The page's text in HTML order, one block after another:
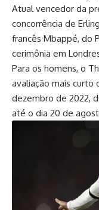
Atual vencedor da
concorrência de
francês Mbappé, do
cerimônia em
Para os homens, o
avaliação mais curto
dezembro de 2022,
até o dia 20 de